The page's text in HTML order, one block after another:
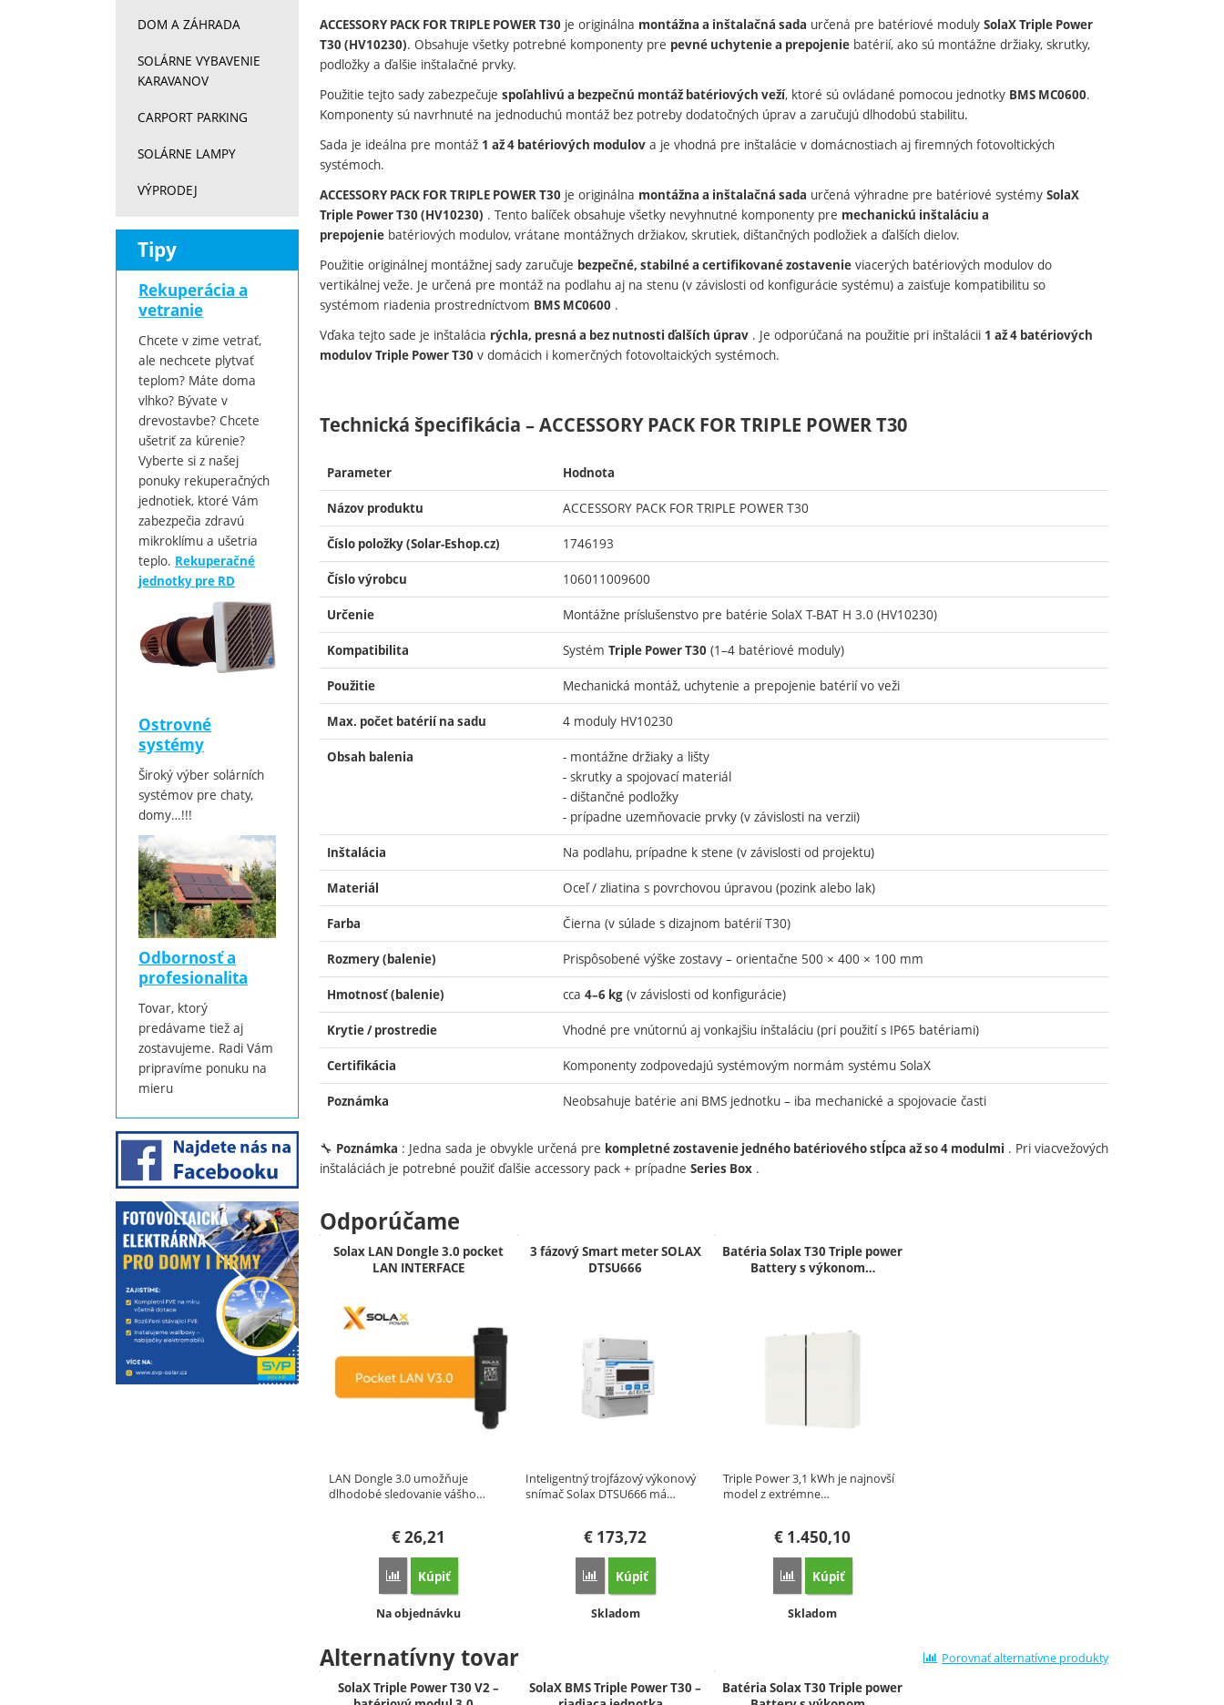
ACCESSORY PACK FOR TRIPLE POWER T30 je originálna montážna a inštalačná sada určená pre batériové moduly SolaX Triple Power
T30 (HV10230). Obsahuje všetky potrebné komponenty pre pevné uchytenie a prepojenie batérií, ako sú montážne držiaky, skrutky,
podložky a ďalšie inštalačné prvky.
Použitie tejto sady zabezpečuje spoľahlivú a bezpečnú montáž batériových veží, ktoré sú ovládané pomocou jednotky BMS MC0600.
Komponenty sú navrhnuté na jednoduchú montáž bez potreby dodatočných úprav a zaručujú dlhodobú stabilitu.
Sada je ideálna pre montáž 1 až 4 batériových modulov a je vhodná pre inštalácie v domácnostiach aj firemných fotovoltických
systémoch.
ACCESSORY PACK FOR TRIPLE POWER T30 je originálna montážna a inštalačná sada určená výhradne pre batériové systémy SolaX
Triple Power T30 (HV10230) . Tento balíček obsahuje všetky nevyhnutné komponenty pre mechanickú inštaláciu a
prepojenie batériových modulov, vrátane montážnych držiakov, skrutiek, dištančných podložiek a ďalších dielov.
Použitie originálnej montážnej sady zaručuje bezpečné, stabilné a certifikované zostavenie viacerých batériových modulov do
vertikálnej veže. Je určená pre montáž na podlahu aj na stenu (v závislosti od konfigurácie systému) a zaisťuje kompatibilitu so
systémom riadenia prostredníctvom BMS MC0600 .
Vďaka tejto sade je inštalácia rýchla, presná a bez nutnosti ďalších úprav . Je odporúčaná na použitie pri inštalácii 1 až 4 batériových
modulov Triple Power T30 v domácich i komerčných fotovoltaických systémoch.
Technická špecifikácia – ACCESSORY PACK FOR TRIPLE POWER T30
Parameter Hodnota
Názov produktu ACCESSORY PACK FOR TRIPLE POWER T30
Číslo položky (Solar-Eshop.cz) 1746193
Číslo výrobcu 106011009600
Určenie Montážne príslušenstvo pre batérie SolaX T-BAT H 3.0 (HV10230)
Kompatibilita Systém Triple Power T30 (1–4 batériové moduly)
Použitie Mechanická montáž, uchytenie a prepojenie batérií vo veži
Max. počet batérií na sadu 4 moduly HV10230
Obsah balenia
- montážne držiaky a lišty
- skrutky a spojovací materiál
- dištančné podložky
- prípadne uzemňovacie prvky (v závislosti na verzii)
Inštalácia Na podlahu, prípadne k stene (v závislosti od projektu)
Materiál Oceľ / zliatina s povrchovou úpravou (pozink alebo lak)
Farba Čierna (v súlade s dizajnom batérií T30)
Rozmery (balenie) Prispôsobené výške zostavy – orientačne 500 × 400 × 100 mm
Hmotnosť (balenie) cca 4–6 kg (v závislosti od konfigurácie)
Krytie / prostredie Vhodné pre vnútornú aj vonkajšiu inštaláciu (pri použití s IP65 batériami)
Certifikácia Komponenty zodpovedajú systémovým normám systému SolaX
Poznámka Neobsahuje batérie ani BMS jednotku – iba mechanické a spojovacie časti
🔧 Poznámka : Jedna sada je obvykle určená pre kompletné zostavenie jedného batériového stĺpca až so 4 modulmi . Pri viacvežových
inštaláciách je potrebné použiť ďalšie accessory pack + prípadne Series Box .
Odporúčame
Solax LAN Dongle 3.0 pocket
LAN INTERFACE
LAN Dongle 3.0 umožňuje
dlhodobé sledovanie vášho…
€26,21
Porovnať
Kúpiť
Dostupnosť:
Na objednávku
3 fázový Smart meter SOLAX
DTSU666
Inteligentný trojfázový výkonový
snímač Solax DTSU666 má…
€ 173,72
Porovnať
Kúpiť
Dostupnosť:
Skladom
Batéria Solax T30 Triple power
Battery s výkonom…
Triple Power 3,1 kWh je najnovší
model z extrémne…
€ 1.450,10
Porovnať
Kúpiť
Dostupnosť:
Skladom
Alternatívny tovar
Porovnať alternatívne produkty
SolaX Triple Power T30 V2 –
SolaX BMS Triple Power T30 –
Batéria Solax T30 Triple power
DOM A ZÁHRADA
SOLÁRNE VYBAVENIE
KARAVANOV
CARPORT PARKING
SOLÁRNE LAMPY
VÝPRODEJ
Tipy
Rekuperácia a
vetranie
Chcete v zime vetrať,
ale nechcete plytvať
teplom? Máte doma
vlhko? Bývate v
drevostavbe? Chcete
ušetriť za kúrenie?
Vyberte si z našej
ponuky rekuperačných
jednotiek, ktoré Vám
zabezpečia zdravú
mikroklímu a ušetria
teplo. Rekuperačné
jednotky pre RD
Ostrovné
systémy
Široký výber solárních
systémov pre chaty,
domy…!!!
Odbornosť a
profesionalita
Tovar, ktorý
predávame tiež aj
zostavujeme. Radi Vám
pripravíme ponuku na
mieru